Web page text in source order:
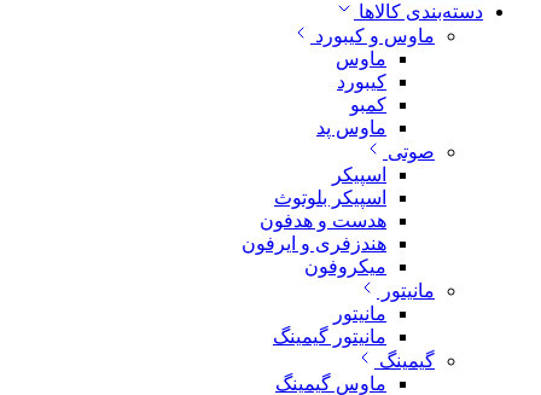
دسته‌بندی کالاها
ماوس و کیبورد
ماوس
کیبورد
کمبو
ماوس پد
صوتی
اسپیکر
اسپیکر بلوتوث
هدست و هدفون
هندزفری و ایرفون
میکروفون
مانیتور
مانیتور
مانیتور گیمینگ
گیمینگ
ماوس گیمینگ